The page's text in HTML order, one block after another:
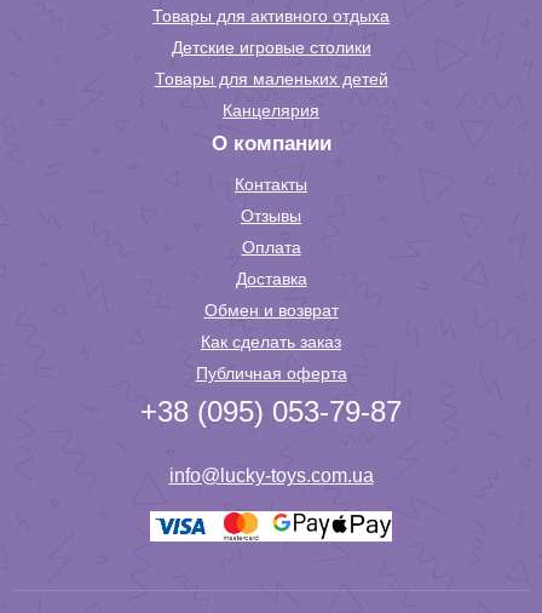
Товары для активного отдыха
Детские игровые столики
Товары для маленьких детей
Канцелярия
О компании
Контакты
Отзывы
Оплата
Доставка
Обмен и возврат
Как сделать заказ
Публичная оферта
+38 (095) 053-79-87
info@lucky-toys.com.ua